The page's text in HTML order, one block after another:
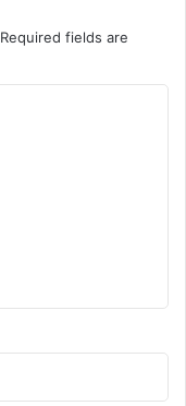
Required fields are